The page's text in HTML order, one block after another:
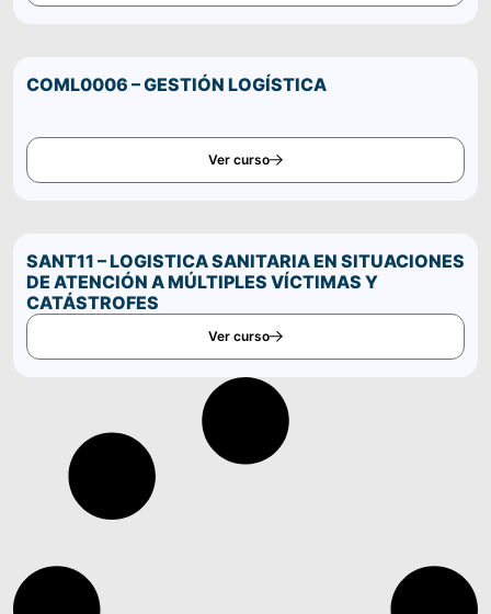
COML0006 – GESTIÓN LOGÍSTICA
Ver curso
SANT11 – LOGISTICA SANITARIA EN SITUACIONES
DE ATENCIÓN A MÚLTIPLES VÍCTIMAS Y
CATÁSTROFES
Ver curso